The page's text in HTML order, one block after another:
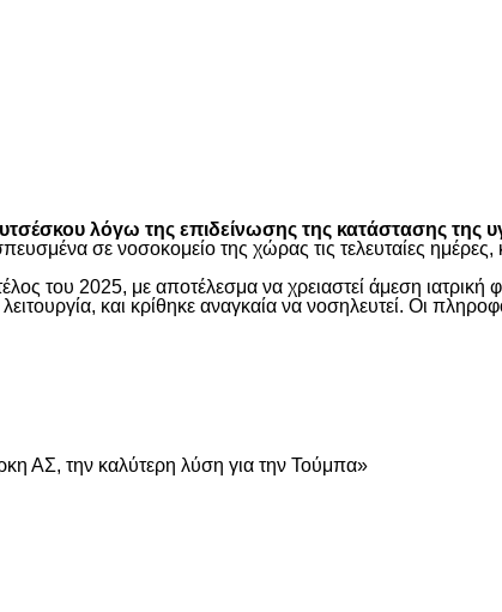
λόγω της επιδείνωσης της κατάστασης της
σε νοσοκομείο της χώρας τις τελευταίες
του 2025, με αποτέλεσμα να χρειαστεί άμεση
και κρίθηκε αναγκαία να νοσηλευτεί. Οι
ΑΣ, την καλύτερη λύση για την Τούμπα»